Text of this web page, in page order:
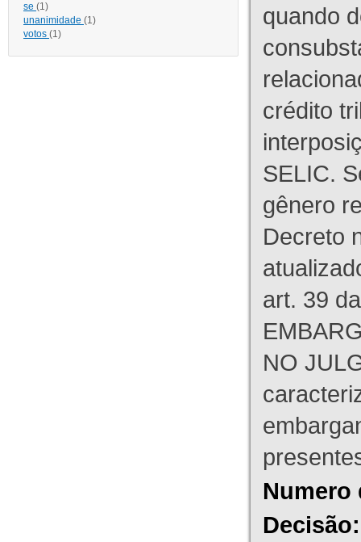
se (1)
unanimidade (1)
votos (1)
quando
crédito
SELIC.
gênero
Decreto
art. 39
NO
Numero
Decisão: